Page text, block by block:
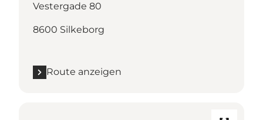
Vestergade 80
8600 Silkeborg
Route anzeigen